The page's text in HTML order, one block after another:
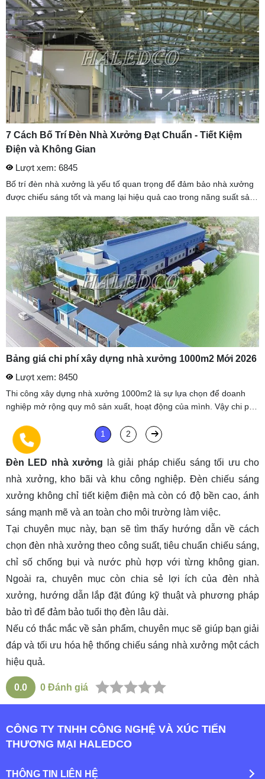
7 Cách Bố Trí Đèn Nhà Xưởng Đạt Chuẩn - Tiết Kiệm
Điện và Không Gian
Lượt xem: 6845
Bố trí đèn nhà xưởng là yếu tố quan trọng để đảm bảo nhà xưởng
được chiếu sáng tốt và mang lại hiệu quả cao trong năng suất sản
...
Bảng giá chi phí xây dựng nhà xưởng 1000m2 Mới 2026
Lượt xem: 8450
Thi công xây dựng nhà xưởng 1000m2 là sự lựa chọn để doanh
nghiệp mở rộng quy mô sản xuất, hoạt động của mình. Vậy chi phí
này sẽ ...
1 2
Đèn LED nhà xưởng là giải pháp chiếu sáng tối ưu cho
nhà xưởng, kho bãi và khu công nghiệp. Đèn chiếu sáng
xưởng không chỉ tiết kiệm điện mà còn có độ bền cao, ánh
sáng mạnh mẽ và an toàn cho môi trường làm việc.
Tại chuyên mục này, bạn sẽ tìm thấy hướng dẫn về cách
chọn đèn nhà xưởng theo công suất, tiêu chuẩn chiếu sáng,
chỉ số chống bụi và nước phù hợp với từng không gian.
Ngoài ra, chuyên mục còn chia sẻ lợi ích của đèn nhà
xưởng, hướng dẫn lắp đặt đúng kỹ thuật và phương pháp
bảo trì để đảm bảo tuổi thọ đèn lâu dài.
Nếu có thắc mắc về sản phẩm, chuyên mục sẽ giúp bạn giải
đáp và tối ưu hóa hệ thống chiếu sáng nhà xưởng một cách
hiệu quả.
0.0 0 Đánh giá
CÔNG TY TNHH CÔNG NGHỆ VÀ XÚC TIẾN
THƯƠNG MẠI HALEDCO
THÔNG TIN LIÊN HỆ